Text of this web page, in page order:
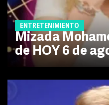
ENTRETENIMIENTO
Mizada
de HOY 6 de